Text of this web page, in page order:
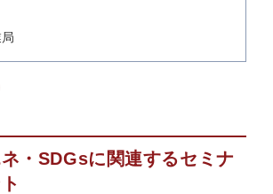
・SDGsに関連するセミナ